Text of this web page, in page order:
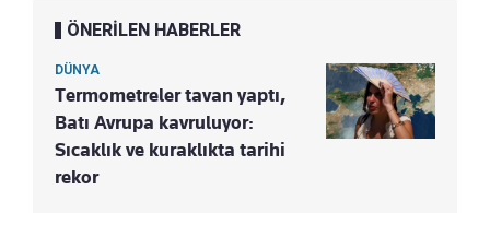
ÖNERİLEN HABERLER
DÜNYA
Termometreler tavan yaptı,
Batı Avrupa kavruluyor:
Sıcaklık ve kuraklıkta tarihi
rekor